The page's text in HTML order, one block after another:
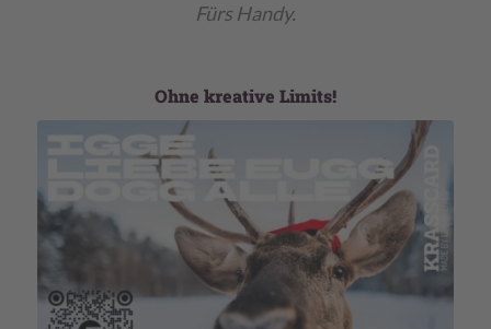
Fürs Handy.
Ohne kreative Limits!